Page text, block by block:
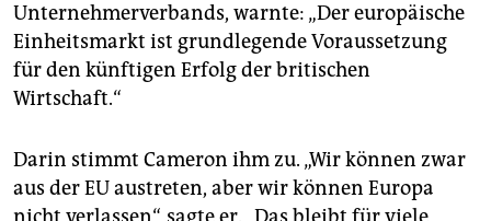
Unternehmerverbands, warnte: „Der europäische
Einheitsmarkt ist grundlegende Voraussetzung
für den künftigen Erfolg der britischen
Wirtschaft.“
Darin stimmt Cameron ihm zu. „Wir können zwar
aus der EU austreten, aber wir können Europa